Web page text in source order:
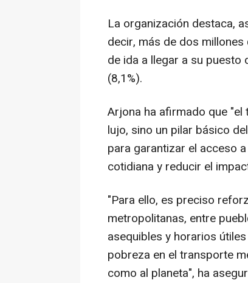
La organización destaca,
decir, más de dos
de ida a llegar a su
(8,1%).
Arjona ha afirmado que
lujo, sino un pilar básico
para garantizar el acceso
cotidiana y reducir el
"Para ello, es preciso
metropolitanas, entre
asequibles y horarios
pobreza en el transporte
como al planeta", ha